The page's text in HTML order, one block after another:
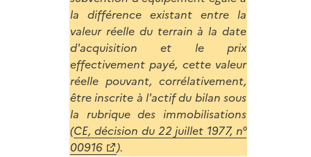
la différence existant entre la
valeur réelle du terrain à la date
d'acquisition et le prix
effectivement payé, cette valeur
réelle pouvant, corrélativement,
être inscrite à l'actif du bilan sous
la rubrique des immobilisations
(CE, décision du 22 juillet 1977, n°
00916
).